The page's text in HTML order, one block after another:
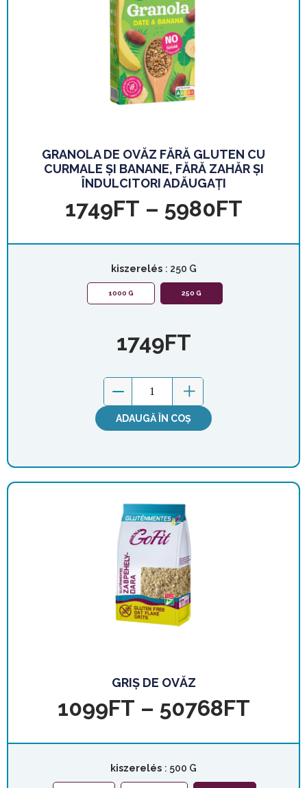
GRANOLA DE OVĂZ FĂRĂ GLUTEN CU
CURMALE ȘI BANANE, FĂRĂ ZAHĂR ȘI
ÎNDULCITORI ADĂUGAȚI
1749FT – 5980FT
kiszerelés : 250 G
1000 G 250 G
1749FT
ADAUGĂ ÎN COȘ
GRIȘ DE OVĂZ
1099FT – 50768FT
kiszerelés : 500 G